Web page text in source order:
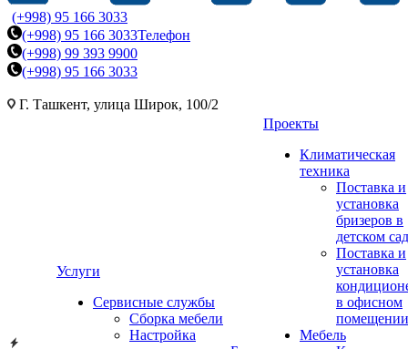
(+998) 95 166 3033
(+998) 95 166 3033Телефон
(+998) 99 393 9900
(+998) 95 166 3033
Г. Ташкент, улица Широк, 100/2
Услуги
Сервисные службы
Сборка мебели
Настройка
Проекты
Климатическая
техника
Поставка и
установка
бризеров в
детском
Поставка и
установка
в офисном
помещении
Мебель